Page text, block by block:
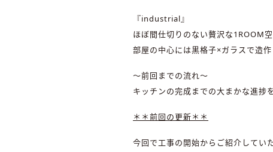
『industrial』
ほぼ間仕切りのない贅沢な1ROOM空
部屋の中心には黒格子×ガラスで造
～前回までの流れ～
キッチンの完成までの大まかな進捗
＊＊前回の更新＊＊
今回で工事の開始からご紹介してい